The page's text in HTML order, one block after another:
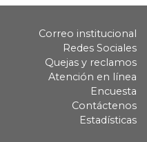
Correo institucional
Redes Sociales
Quejas y reclamos
Atención en línea
Encuesta
Contáctenos
Estadísticas